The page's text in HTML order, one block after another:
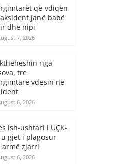
që vdiqën
janë babë
dhe nipi
7, 2026
nga
tre
vdesin në
6, 2026
ish-ushtari i UÇK-
u gjet i plagosur
armë zjarri
6, 2026